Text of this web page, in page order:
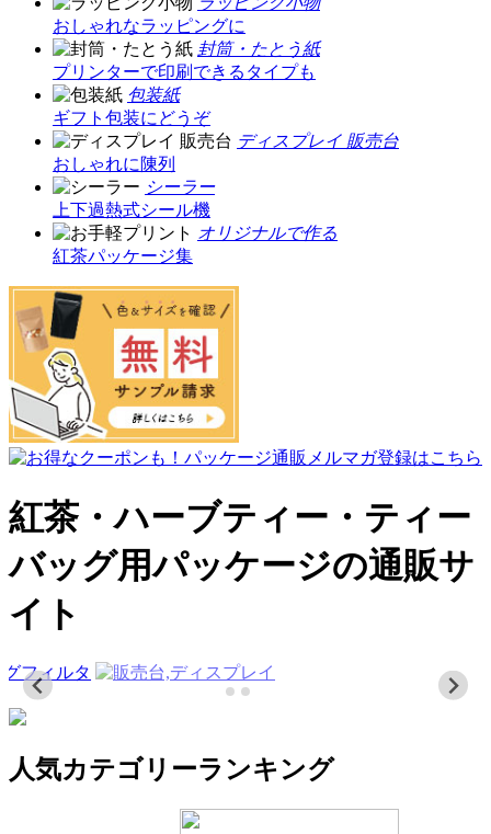
おしゃれなラッピングに
封筒・たとう紙
プリンターで印刷できるタイプも
包装紙
ギフト包装にどうぞ
ディスプレイ 販売台
おしゃれに陳列
シーラー
上下過熱式シール機
オリジナルで作る
紅茶パッケージ集
紅茶・ハーブティー・ティー
バッグ用パッケージの通販サ
イト
人気カテゴリーランキング